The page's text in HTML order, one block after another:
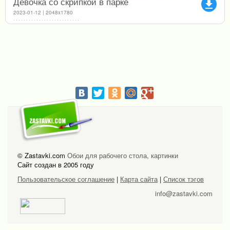
file_download
2023-01-12 | 2048x1780
© Zastavki.com Обои для рабочего стола, картинки
Сайт создан в 2005 году
Пользовательское соглашение | Карта сайта| Список тэгов
info@zastavki.com